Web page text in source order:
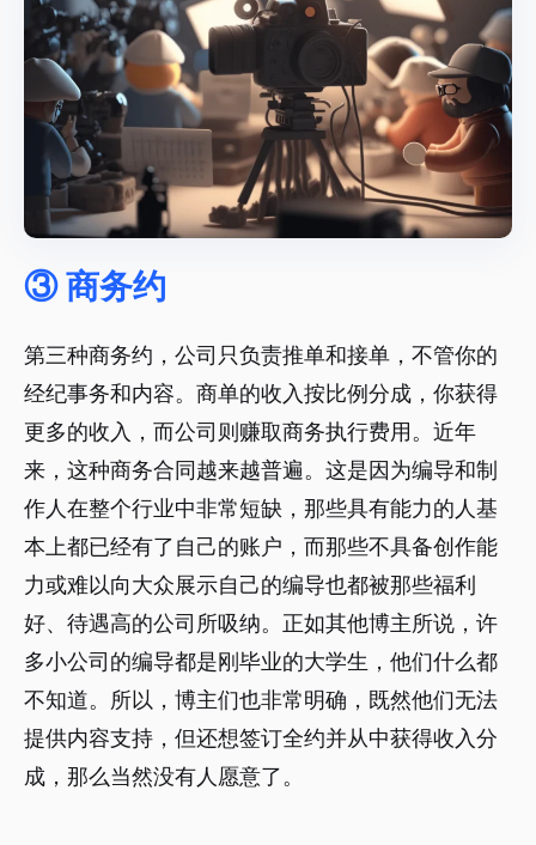
③ 商务约
第三种商务约，公司只负责推单和接单，不管你的
经纪事务和内容。商单的收入按比例分成，你获得
更多的收入，而公司则赚取商务执行费用。近年
来，这种商务合同越来越普遍。这是因为编导和制
作人在整个行业中非常短缺，那些具有能力的人基
本上都已经有了自己的账户，而那些不具备创作能
力或难以向大众展示自己的编导也都被那些福利
好、待遇高的公司所吸纳。正如其他博主所说，许
多小公司的编导都是刚毕业的大学生，他们什么都
不知道。所以，博主们也非常明确，既然他们无法
提供内容支持，但还想签订全约并从中获得收入分
成，那么当然没有人愿意了。